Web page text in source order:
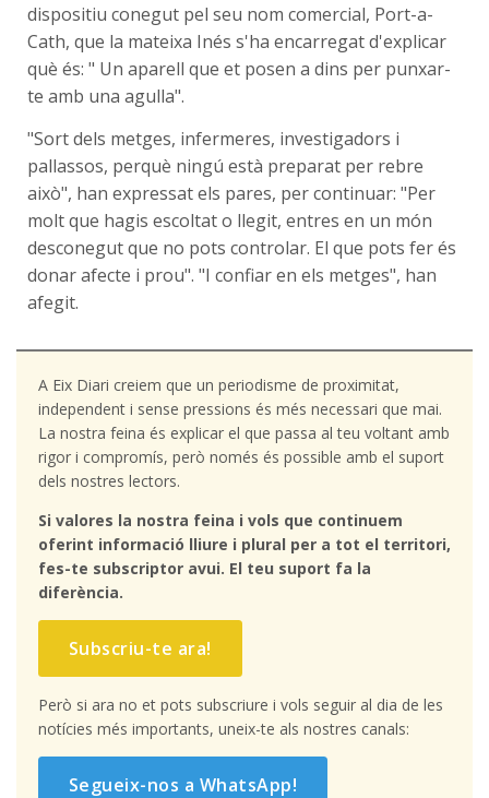
dispositiu conegut pel seu nom comercial, Port-a-
Cath, que la mateixa Inés s'ha encarregat d'explicar
què és: " Un aparell que et posen a dins per punxar-
te amb una agulla".
"Sort dels metges, infermeres, investigadors i
pallassos, perquè ningú està preparat per rebre
això", han expressat els pares, per continuar: "Per
molt que hagis escoltat o llegit, entres en un món
desconegut que no pots controlar. El que pots fer és
donar afecte i prou". "I confiar en els metges", han
afegit.
A Eix Diari creiem que un periodisme de proximitat,
independent i sense pressions és més necessari que mai.
La nostra feina és explicar el que passa al teu voltant amb
rigor i compromís, però només és possible amb el suport
dels nostres lectors.
Si valores la nostra feina i vols que continuem
oferint informació lliure i plural per a tot el territori,
fes-te subscriptor avui. El teu suport fa la
diferència.
Subscriu-te ara!
Però si ara no et pots subscriure i vols seguir al dia de les
notícies més importants, uneix-te als nostres canals:
Segueix-nos a WhatsApp!